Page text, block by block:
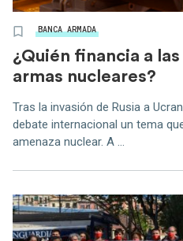
BANCA ARMADA
¿Quién financia a
armas nucleares?
Tras la invasión de Rusia a
debate internacional un tema
amenaza nuclear. A ...